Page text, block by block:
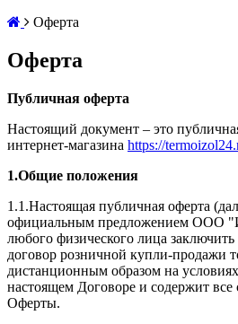
Оферта
Оферта
Публичная оферта
Настоящий документ – это
интернет-магазина https://
1.Общие положения
1.1.Настоящая публичная оферта
официальным предложением ООО
любого физического лица
договор розничной купли-продажи
дистанционным образом на
настоящем Договоре и содержит
Оферты.